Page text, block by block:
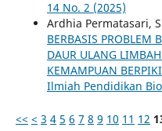
14 No. 2 (2025)
Ardhia Permatasari,
BERBASIS PROBLEM
DAUR ULANG
KEMAMPUAN
Ilmiah Pendidikan
<< < 3 4 5 6 7 8 9 10 11 12